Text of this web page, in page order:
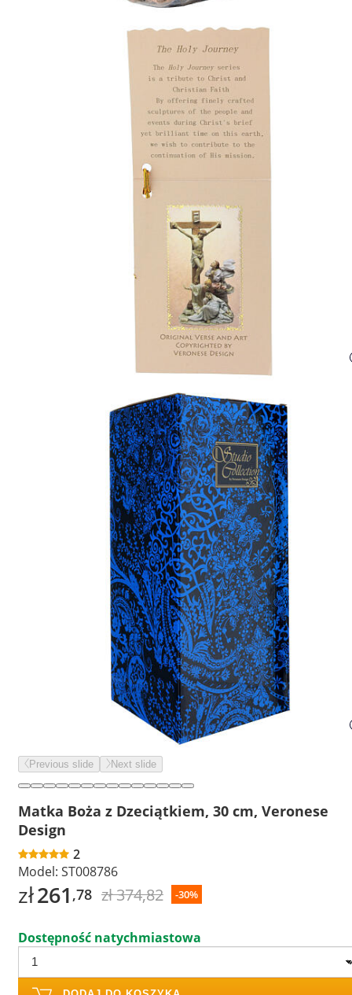
Previous slide Next slide
Matka Boża z Dzeciątkiem, 30 cm, Veronese
Design
2
Model: ST008786
zł261 ,78 zł 374,82 -30%
Dostępność natychmiastowa